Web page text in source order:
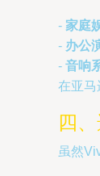
- 家庭
- 办公
- 音响
在亚马
四
虽然